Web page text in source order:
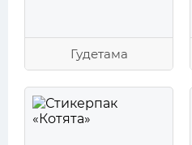
Гудетама